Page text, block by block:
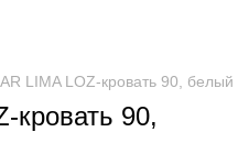
LIMA LOZ-кровать 90, белый
кровать 90,